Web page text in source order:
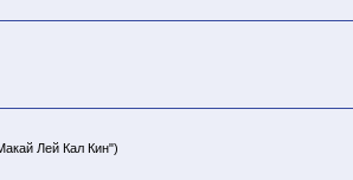
Лей Кал Кин")